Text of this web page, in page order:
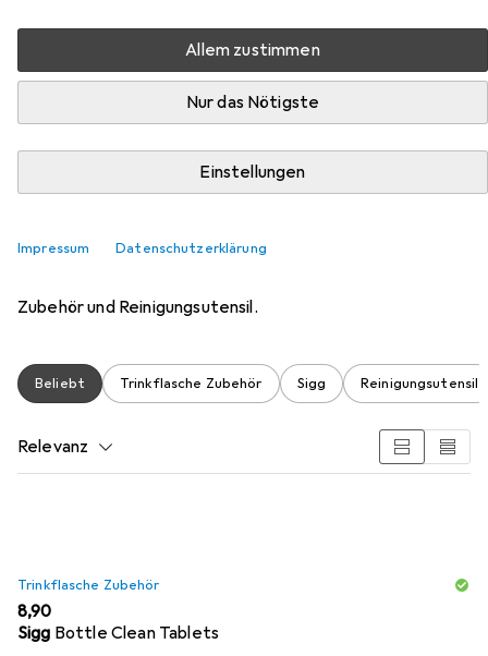
Allem zustimmen
Nur das Nötigste
Einstellungen
Impressum Datenschutzerklärung
Zubehör für Sigg Wmb One
Mickey Retro
Hier findest du passendes Zubehör zum Produkt Sigg
Zubehör und Reinigungsutensil.
Beliebt Trinkflasche Zubehör Sigg Reinigungsutensil
Relevanz
Trinkflasche Zubehör
EUR
8,90
Sigg Bottle Clean Tablets